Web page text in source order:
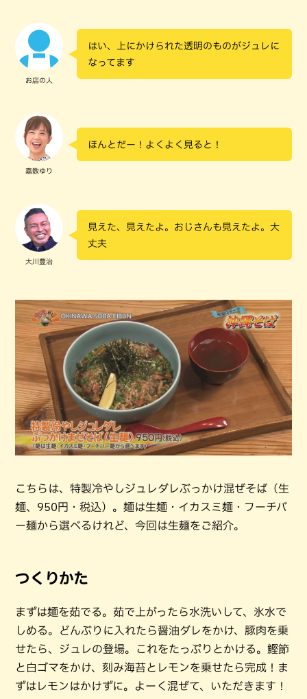
お店の人
はい、上にかけられた透明のものがジュレに
なってます
嘉数ゆり
ほんとだー！よくよく見ると！
大川豊治
見えた、見えたよ。おじさんも見えたよ。大
丈夫
こちらは、特製冷やしジュレダレぶっかけ混ぜそば（生
麺、950円・税込）。麺は生麺・イカスミ麺・フーチバ
ー麺から選べるけれど、今回は生麺をご紹介。
つくりかた
まずは麺を茹でる。茹で上がったら水洗いして、氷水で
しめる。どんぶりに入れたら醤油ダレをかけ、豚肉を乗
せたら、ジュレの登場。これをたっぷりとかける。鰹節
と白ゴマをかけ、刻み海苔とレモンを乗せたら完成！ま
ずはレモンはかけずに。よーく混ぜて、いただきます！